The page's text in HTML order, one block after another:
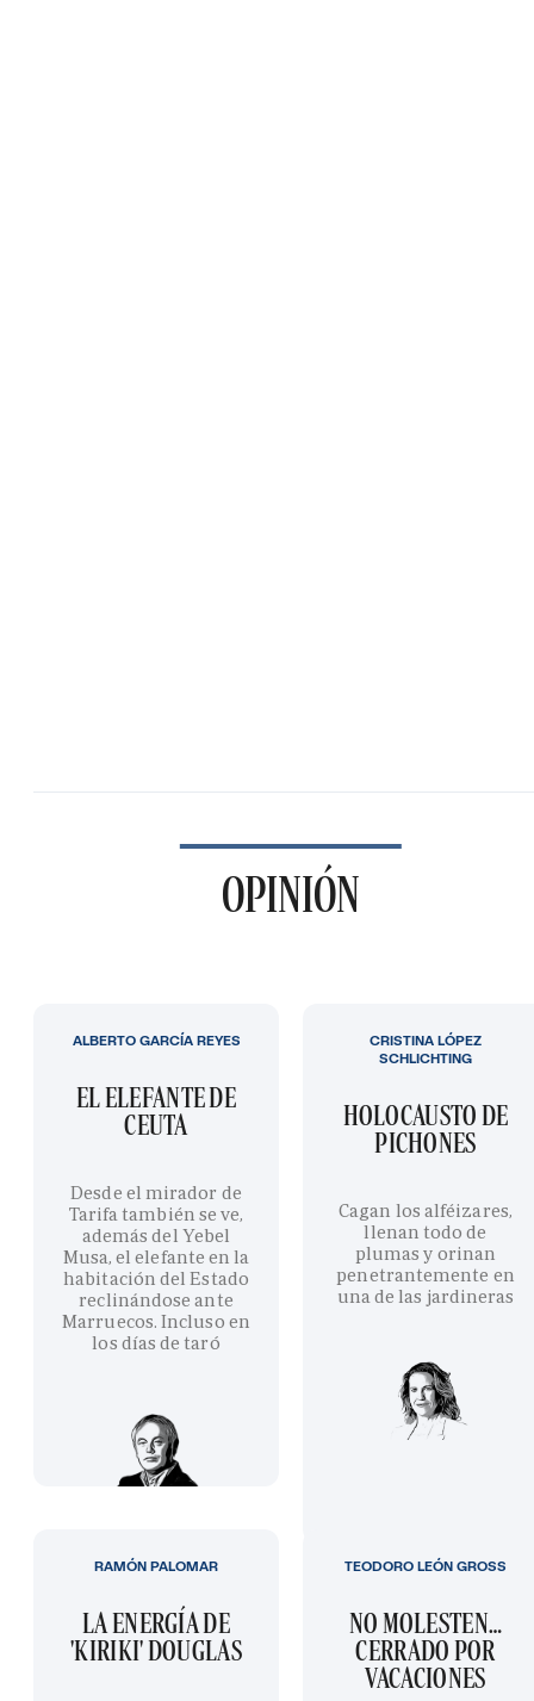
OPINIÓN
EL ELEFANTE DE
CEUTA
Desde el mirador de
Tarifa también se ve,
además del Yebel
Musa, el elefante en la
habitación del Estado
reclinándose ante
Marruecos. Incluso en
los días de taró
ALBERTO GARCÍA REYES
HOLOCAUSTO DE
PICHONES
Cagan los alféizares,
llenan todo de
plumas y orinan
penetrantemente en
una de las jardineras
CRISTINA LÓPEZ
SCHLICHTING
LA ENERGÍA DE
'KIRIKI' DOUGLAS
RAMÓN PALOMAR
NO MOLESTEN…
CERRADO POR
VACACIONES
TEODORO LEÓN GROSS